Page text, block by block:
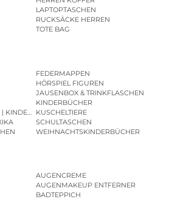
LAPTOPTASCHEN
RUCKSÄCKE HERREN
TOTE BAG
FEDERMAPPEN
HÖRSPIEL FIGUREN
JAUSENBOX & TRINKFLASCHEN
KINDERBÜCHER
KINDERGARTENBEUTEL
KUSCHELTIERE
SCHULTASCHEN
WEIHNACHTSKINDERBÜCHER
AUGENCREME
AUGENMAKEUP ENTFERNER
BADTEPPICH